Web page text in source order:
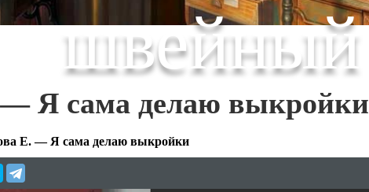
швейный
Я сама делаю выкройки
Е. — Я сама делаю выкройки